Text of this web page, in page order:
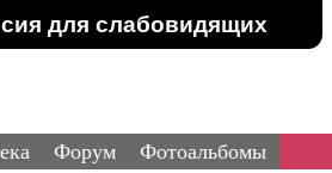
для слабовидящих
Форум Фотоальбомы